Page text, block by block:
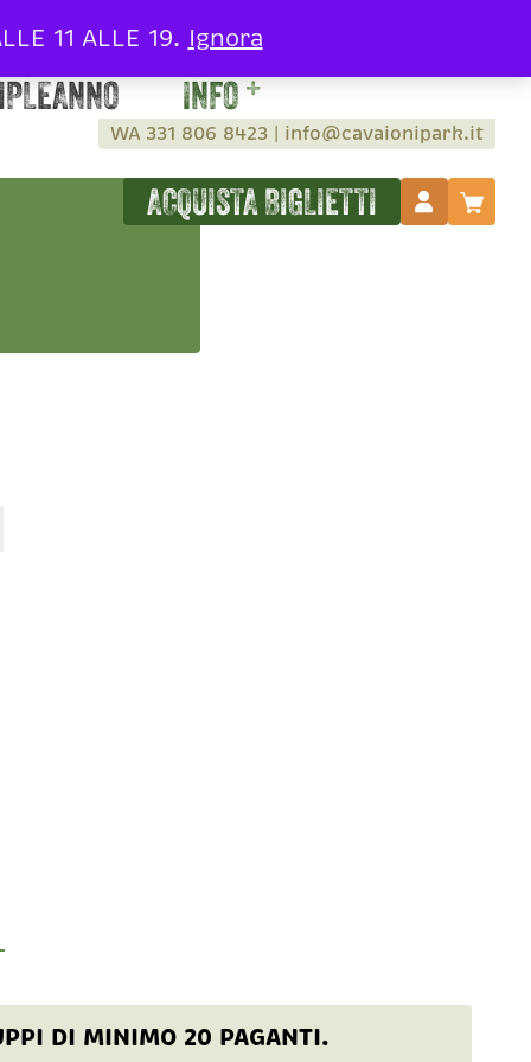
INFO
WA 331 806 8423 info@cavaionipark.it
ACQUISTA BIGLIETTI
DI MINIMO 20 PAGANTI.
11 ALLE 19. Ignora